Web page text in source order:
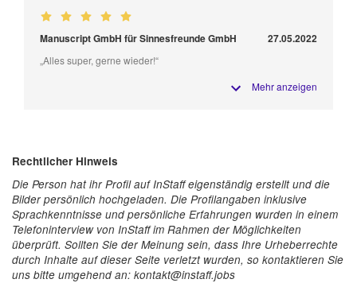
Manuscript GmbH für Sinnesfreunde GmbH 27.05.2022
„Alles super, gerne wieder!“
Mehr anzeigen
Rechtlicher Hinweis
Die Person hat ihr Profil auf InStaff eigenständig erstellt und die
Bilder persönlich hochgeladen. Die Profilangaben inklusive
Sprachkenntnisse und persönliche Erfahrungen wurden in einem
Telefoninterview von InStaff im Rahmen der Möglichkeiten
überprüft. Sollten Sie der Meinung sein, dass Ihre Urheberrechte
durch Inhalte auf dieser Seite verletzt wurden, so kontaktieren Sie
uns bitte umgehend an: kontakt@instaff.jobs